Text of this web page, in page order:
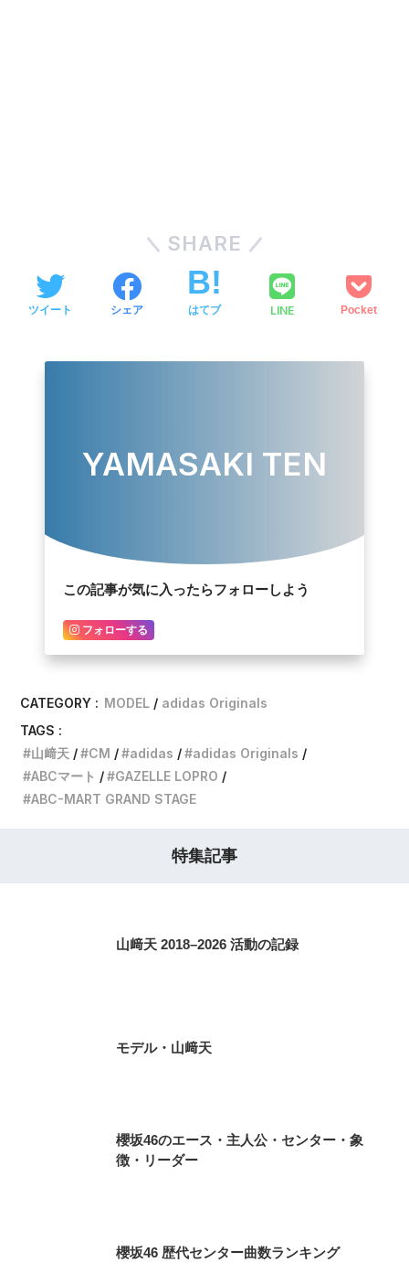
SHARE
ツイート シェア はてブ LINE Pocket
YAMASAKI TEN
この記事が気に入ったらフォローしよう
フォローする
CATEGORY : MODEL
adidas Originals
TAGS :
山﨑天
CM adidas
adidas Originals
ABCマート
GAZELLE LOPRO
ABC-MART GRAND STAGE
特集記事
山﨑天 2018–2026 活動の記録
モデル・山﨑天
櫻坂46のエース・主人公・センター・象
徴・リーダー
櫻坂46 歴代センター曲数ランキング